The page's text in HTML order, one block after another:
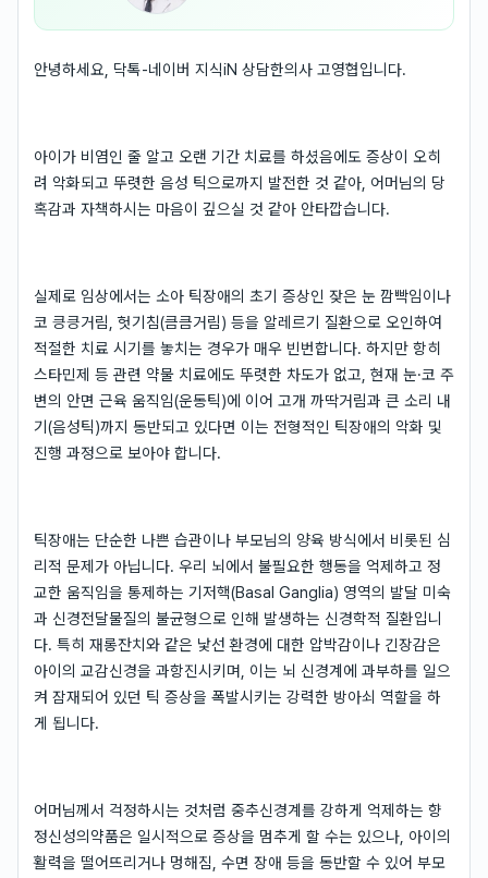
안녕하세요, 닥톡-네이버 지식iN 상담한의사 고영협입니다.
아이가 비염인 줄 알고 오랜 기간 치료를 하셨음에도 증상이 오히
려 악화되고 뚜렷한 음성 틱으로까지 발전한 것 같아, 어머님의 당
혹감과 자책하시는 마음이 깊으실 것 같아 안타깝습니다.
실제로 임상에서는 소아 틱장애의 초기 증상인 잦은 눈 깜빡임이나
코 킁킁거림, 헛기침(큼큼거림) 등을 알레르기 질환으로 오인하여
적절한 치료 시기를 놓치는 경우가 매우 빈번합니다. 하지만 항히
스타민제 등 관련 약물 치료에도 뚜렷한 차도가 없고, 현재 눈·코 주
변의 안면 근육 움직임(운동틱)에 이어 고개 까딱거림과 큰 소리 내
기(음성틱)까지 동반되고 있다면 이는 전형적인 틱장애의 악화 및
진행 과정으로 보아야 합니다.
틱장애는 단순한 나쁜 습관이나 부모님의 양육 방식에서 비롯된 심
리적 문제가 아닙니다. 우리 뇌에서 불필요한 행동을 억제하고 정
교한 움직임을 통제하는 기저핵(Basal Ganglia) 영역의 발달 미숙
과 신경전달물질의 불균형으로 인해 발생하는 신경학적 질환입니
다. 특히 재롱잔치와 같은 낯선 환경에 대한 압박감이나 긴장감은
아이의 교감신경을 과항진시키며, 이는 뇌 신경계에 과부하를 일으
켜 잠재되어 있던 틱 증상을 폭발시키는 강력한 방아쇠 역할을 하
게 됩니다.
어머님께서 걱정하시는 것처럼 중추신경계를 강하게 억제하는 향
정신성의약품은 일시적으로 증상을 멈추게 할 수는 있으나, 아이의
활력을 떨어뜨리거나 멍해짐, 수면 장애 등을 동반할 수 있어 부모